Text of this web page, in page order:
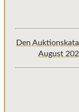
Den
August